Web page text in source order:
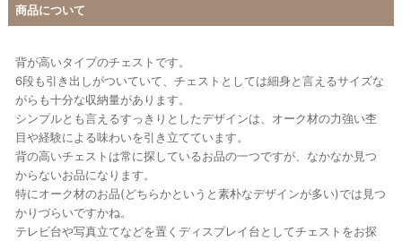
商品について
背が高いタイプのチェストです。
6段も引き出しがついていて、チェストとしては細身と言えるサイズな
がらも十分な収納量があります。
シンプルとも言えるすっきりとしたデザインは、オーク材の力強い杢
目や経験による味わいを引き立てています。
背の高いチェストは常に探しているお品の一つですが、なかなか見つ
からないお品になります。
特にオーク材のお品(どちらかというと素朴なデザインが多い)では見つ
かりづらいですかね。
テレビ台や写真立てなどを置くディスプレイ台としてチェストをお探